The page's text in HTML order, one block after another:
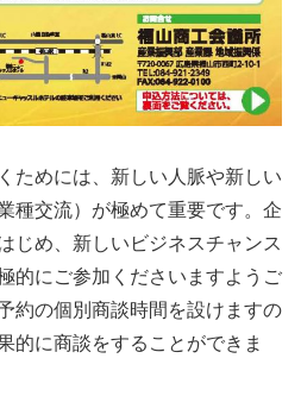
ためには、新しい人脈や新しい
種交流）が極めて重要です。企
じめ、新しいビジネスチャンス
的にご参加くださいますようご
約の個別商談時間を設けますの
的に商談をすることができま